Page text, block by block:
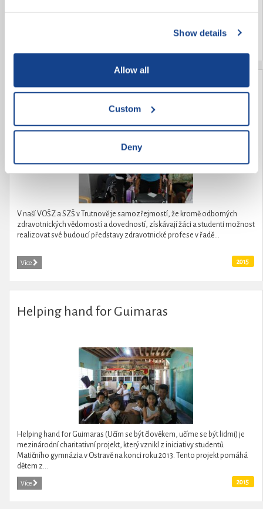
Show details
Allow all
Custom
Deny
Když stáří nemůže, mládí pomůže
V naší VOŠZ a SZŠ v Trutnově je samozřejmostí, že kromě odborných
zdravotnických vědomostí a dovedností, získávají žáci a studenti možnost
realizovat své budoucí představy zdravotnické profese v řadě...
Více 2015
Helping hand for Guimaras
Helping hand for Guimaras (Učím se být člověkem, učíme se být lidmi) je
mezinárodní charitativní projekt, který vznikl z iniciativy studentů
Matičního gymnázia v Ostravě na konci roku 2013. Tento projekt pomáhá
dětem z...
Více 2015